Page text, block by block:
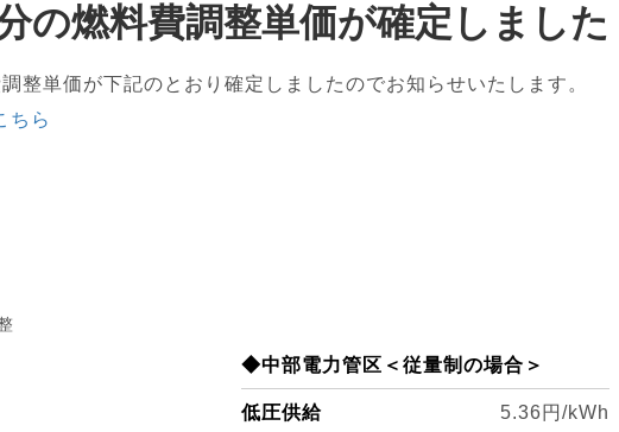
の燃料費調整単価が確定しました
整単価が下記のとおり確定しましたのでお知らせいたします。
ち ら
◆中部電力管区＜従量制の場合＞
低圧供給 5.36円/kWh